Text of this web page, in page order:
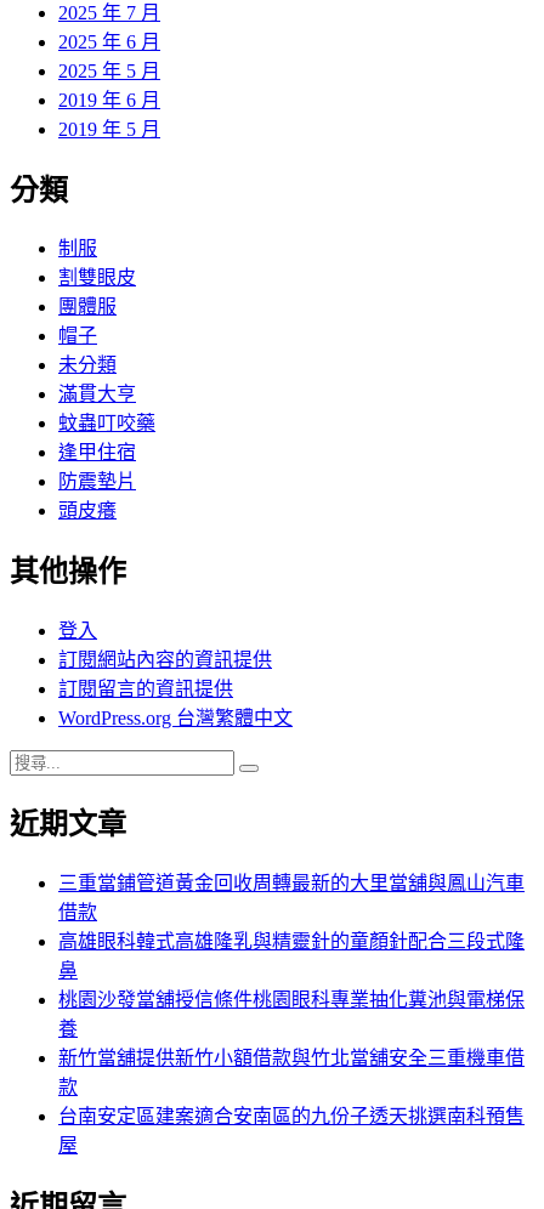
2025 年 7 月
2025 年 6 月
2025 年 5 月
2019 年 6 月
2019 年 5 月
分類
制服
割雙眼皮
團體服
帽子
未分類
滿貫大亨
蚊蟲叮咬藥
逢甲住宿
防震墊片
頭皮癢
其他操作
登入
訂閱網站內容的資訊提供
訂閱留言的資訊提供
WordPress.org 台灣繁體中文
搜
關
近期文章
三重當鋪管道黃金回收周轉最新的大里當舖與鳳山汽車
借款
高雄眼科韓式高雄隆乳與精靈針的童顏針配合三段式隆
鼻
桃園沙發當舖授信條件桃園眼科專業抽化糞池與電梯保
養
新竹當舖提供新竹小額借款與竹北當舖安全三重機車借
款
台南安定區建案適合安南區的九份子透天挑選南科預售
屋